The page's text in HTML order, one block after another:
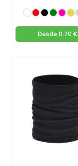
Desde 0.70 €